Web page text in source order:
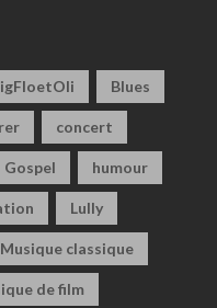
Blues
concert
Gospel humour
Lully
Musique classique
de film